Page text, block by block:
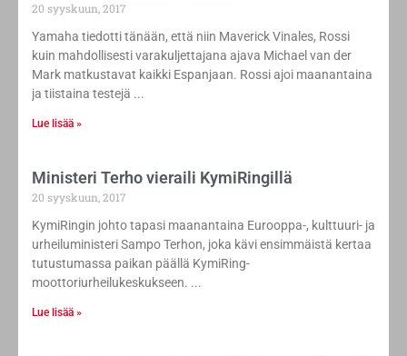
20 syyskuun, 2017
Yamaha tiedotti tänään, että niin Maverick Vinales, Rossi
kuin mahdollisesti varakuljettajana ajava Michael van der
Mark matkustavat kaikki Espanjaan. Rossi ajoi maanantaina
ja tiistaina testejä
Lue lisää »
Ministeri Terho vieraili KymiRingillä
20 syyskuun, 2017
KymiRingin johto tapasi maanantaina Eurooppa-, kulttuuri- ja
urheiluministeri Sampo Terhon, joka kävi ensimmäistä kertaa
tutustumassa paikan päällä KymiRing-
moottoriurheilukeskukseen.
Lue lisää »